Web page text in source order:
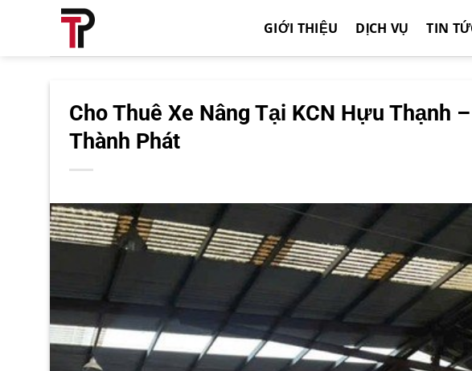
GIỚI THIỆU DỊCH VỤ TIN
Cho Thuê Xe Nâng Tại KCN Hựu Thạnh
Thành Phát